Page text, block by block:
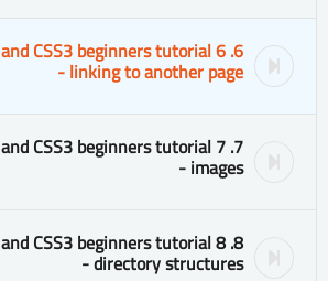
and CSS3 beginners tutorial 6
- linking to another page
and CSS3 beginners tutorial 7
- images
and CSS3 beginners tutorial 8
- directory structures